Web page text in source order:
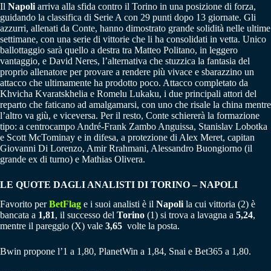
Il Napoli arriva alla sfida contro il Torino in una posizione di forza,
guidando la classifica di Serie A con 29 punti dopo 13 giornate. Gli
azzurri, allenati da Conte, hanno dimostrato grande solidità nelle ultime
settimane, con una serie di vittorie che li ha consolidati in vetta. Unico
ballottaggio sarà quello a destra tra Matteo Politano, in leggero
vantaggio, e David Neres, l’alternativa che stuzzica la fantasia del
proprio allenatore per provare a rendere più vivace e sbarazzino un
attacco che ultimamente ha prodotto poco. Attacco completato da
Khvicha Kvaratskhelia e Romelu Lukaku, i due principali attori del
reparto che faticano ad amalgamarsi, con uno che risale la china mentre
l’altro va giù, e viceversa. Per il resto, Conte schiererà la formazione
tipo: a centrocampo André-Frank Zambo Anguissa, Stanislav Lobotka
e Scott McTominay e in difesa, a protezione di Alex Meret, capitan
Giovanni Di Lorenzo, Amir Rrahmani, Alessandro Buongiorno (il
grande ex di turno) e Mathias Olivera.
LE QUOTE DAGLI ANALISTI DI TORINO – NAPOLI
Favorito perBetFlag e i suoi analisti è il Napolila cui vittoria (2) è
bancata a 1,81, il successo del Torino (1) si trova a lavagna a 5,24,
mentre il pareggio (X) vale 3,65 volte la posta.
Bwin propone l’1 a 1,80, PlanetWin a 1,84, Snai e Bet365 a 1,80.